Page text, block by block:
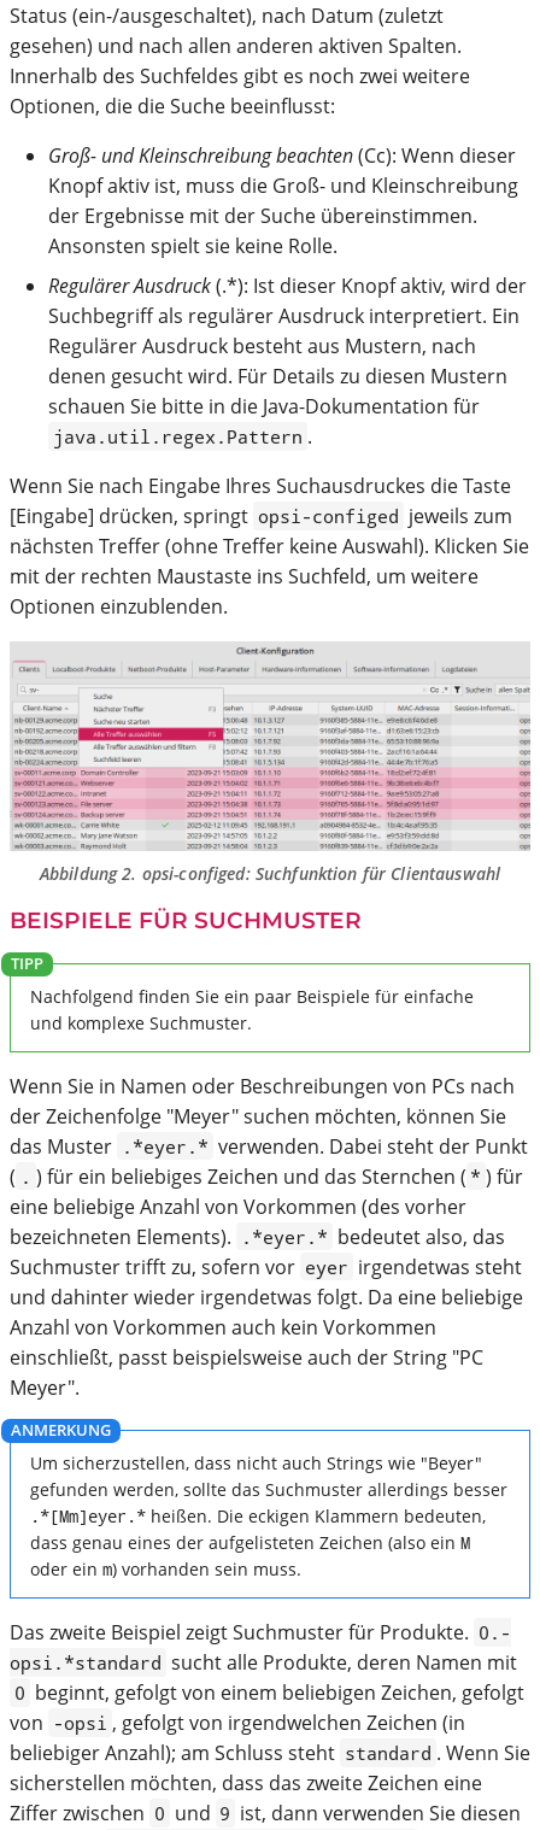
Status (ein-/ausgeschaltet), nach Datum (zuletzt
gesehen) und nach allen anderen aktiven Spalten.
Innerhalb des Suchfeldes gibt es noch zwei weitere
Optionen, die die Suche beeinflusst:
Groß- und Kleinschreibung beachten(Cc): Wenn dieser
Knopf aktiv ist, muss die Groß- und Kleinschreibung
der Ergebnisse mit der Suche übereinstimmen.
Ansonsten spielt sie keine Rolle.
Regulärer Ausdruck(.*): Ist dieser Knopf aktiv, wird der
Suchbegriff als regulärer Ausdruck interpretiert. Ein
Regulärer Ausdruck besteht aus Mustern, nach
denen gesucht wird. Für Details zu diesen Mustern
schauen Sie bitte in die Java-Dokumentation für
java.util.regex.Pattern .
Wenn Sie nach Eingabe Ihres Suchausdruckes die Taste
[Eingabe] drücken, springt opsi-configed jeweils zum
nächsten Treffer (ohne Treffer keine Auswahl). Klicken Sie
mit der rechten Maustaste ins Suchfeld, um weitere
Optionen einzublenden.
Abbildung 2. opsi-configed: Suchfunktion für Clientauswahl
BEISPIELE FÜR SUCHMUSTER
Nachfolgend finden Sie ein paar Beispiele für einfache
und komplexe Suchmuster.
Wenn Sie in Namen oder Beschreibungen von PCs nach
der Zeichenfolge "Meyer" suchen möchten, können Sie
das Muster .*eyer.* verwenden. Dabei steht der Punkt
( . ) für ein beliebiges Zeichen und das Sternchen ( * ) für
eine beliebige Anzahl von Vorkommen (des vorher
bezeichneten Elements). .*eyer.* bedeutet also, das
Suchmuster trifft zu, sofern vor eyer irgendetwas steht
und dahinter wieder irgendetwas folgt. Da eine beliebige
Anzahl von Vorkommen auch kein Vorkommen
einschließt, passt beispielsweise auch der String "PC
Meyer".
Um sicherzustellen, dass nicht auch Strings wie "Beyer"
gefunden werden, sollte das Suchmuster allerdings besser
.*[Mm]eyer.* heißen. Die eckigen Klammern bedeuten,
dass genau eines der aufgelisteten Zeichen (also ein M
oder ein m) vorhanden sein muss.
Das zweite Beispiel zeigt Suchmuster für Produkte. 0.-
opsi.*standard sucht alle Produkte, deren Namen mit
0 beginnt, gefolgt von einem beliebigen Zeichen, gefolgt
von -opsi , gefolgt von irgendwelchen Zeichen (in
beliebiger Anzahl); am Schluss steht standard . Wenn Sie
sicherstellen möchten, dass das zweite Zeichen eine
Ziffer zwischen 0 und 9 ist, dann verwenden Sie diesen